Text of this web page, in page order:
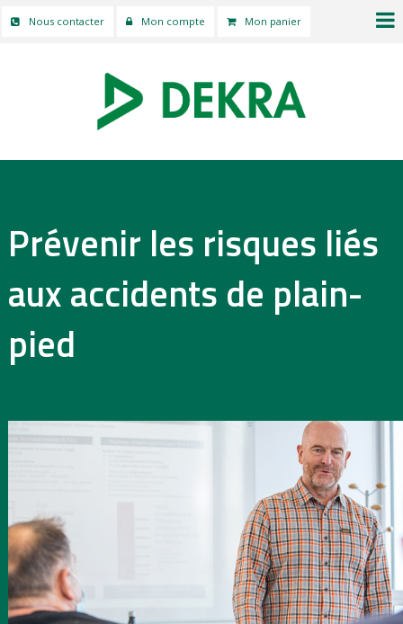
Nous contacter Mon compte Mon panier
Prévenir les risques liés
aux accidents de plain-
pied